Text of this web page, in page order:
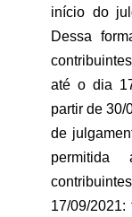
início do
Dessa
até o dia
partir de 30/
de
permitida
17/09/2021: